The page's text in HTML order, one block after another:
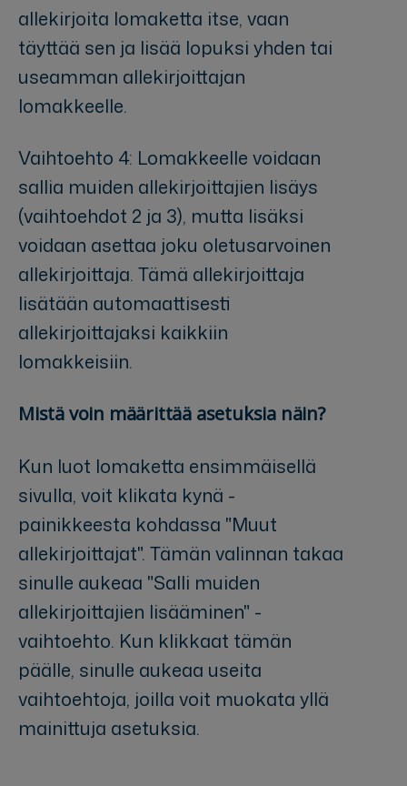
allekirjoita lomaketta itse, vaan
täyttää sen ja lisää lopuksi yhden tai
useamman allekirjoittajan
lomakkeelle.
Vaihtoehto 4: Lomakkeelle voidaan
sallia muiden allekirjoittajien lisäys
(vaihtoehdot 2 ja 3), mutta lisäksi
voidaan asettaa joku oletusarvoinen
allekirjoittaja. Tämä allekirjoittaja
lisätään automaattisesti
allekirjoittajaksi kaikkiin
lomakkeisiin.
Mistä voin määrittää asetuksia näin?
Kun luot lomaketta ensimmäisellä
sivulla, voit klikata kynä -
painikkeesta kohdassa "Muut
allekirjoittajat". Tämän valinnan takaa
sinulle aukeaa "Salli muiden
allekirjoittajien lisääminen" -
vaihtoehto. Kun klikkaat tämän
päälle, sinulle aukeaa useita
vaihtoehtoja, joilla voit muokata yllä
mainittuja asetuksia.